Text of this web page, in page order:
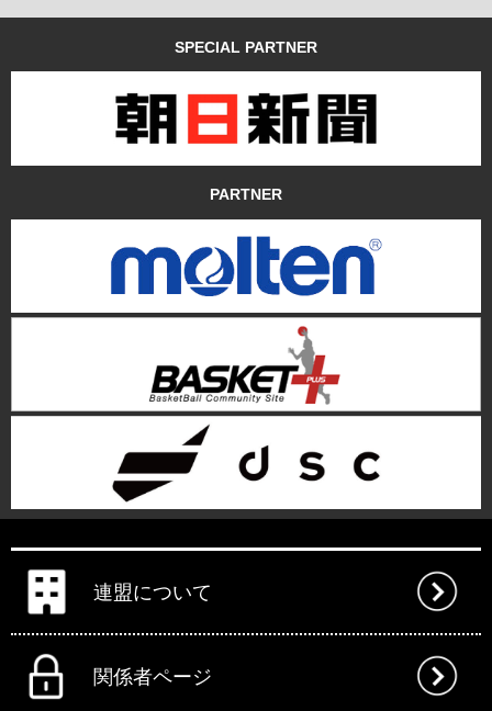
SPECIAL PARTNER
PARTNER
連盟について
関係者ページ